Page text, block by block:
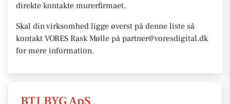
direkte kontakte murerfirmaet.
Skal din virksomhed ligge øverst på denne liste så
kontakt VORES Rask Mølle på partner@voresdigital.dk
for mere information.